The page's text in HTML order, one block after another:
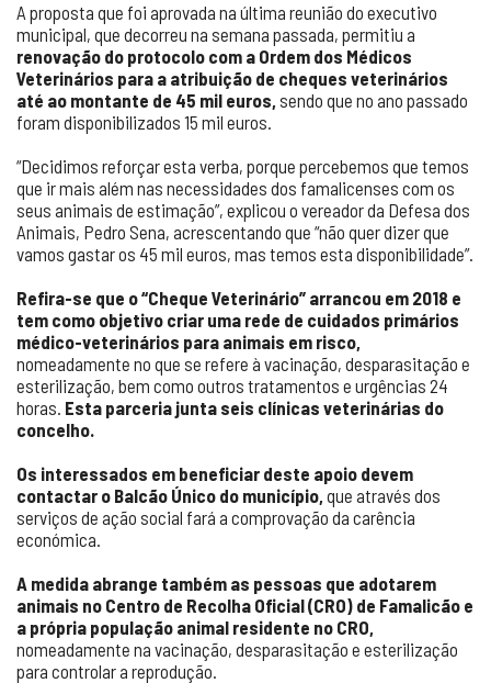
A proposta que foi aprovada na última reunião do executivo
municipal, que decorreu na semana passada, permitiu a
renovação do protocolo com a Ordem dos Médicos
Veterinários para a atribuição de cheques veterinários
até ao montante de 45 mil euros,sendo que no ano passado
foram disponibilizados 15 mil euros.
“Decidimos reforçar esta verba, porque percebemos que temos
que ir mais além nas necessidades dos famalicenses com os
seus animais de estimação”, explicou o vereador da Defesa dos
Animais, Pedro Sena, acrescentando que “não quer dizer que
vamos gastar os 45 mil euros, mas temos esta disponibilidade”.
Refira-se que o “Cheque Veterinário” arrancou em 2018 e
tem como objetivo criar uma rede de cuidados primários
médico-veterinários para animais em risco,
nomeadamente no que se refere à vacinação, desparasitação e
esterilização, bem como outros tratamentos e urgências 24
horas. Esta parceria junta seis clínicas veterinárias do
concelho.
Os interessados em beneficiar deste apoio devem
contactar o Balcão Único do município,que através dos
serviços de ação social fará a comprovação da carência
económica.
A medida abrange também as pessoas que adotarem
animais no Centro de Recolha Oficial (CRO) de Famalicão e
a própria população animal residente no CRO,
nomeadamente na vacinação, desparasitação e esterilização
para controlar a reprodução.